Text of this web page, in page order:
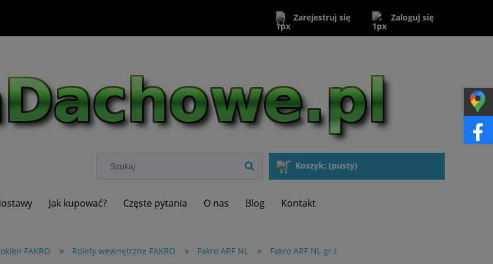
Zarejestruj się Zaloguj się
Koszyk: (pusty)
Jak kupować? Częste pytania O nas Blog Kontakt
FAKRO » Rolety wewnętrzne FAKRO » Fakro ARF NL » Fakro ARF NL gr.I